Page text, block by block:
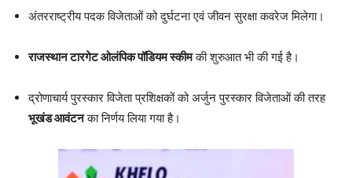
अंतरराष्ट्रीय पदक विजेताओं को दुर्घटना एवं जीवन सुरक्षा कवरेज मिलेगा।
राजस्थान टारगेट ओलंपिक पॉडियम स्कीमकी शुरुआत भी की गई है।
द्रोणाचार्य पुरस्कार विजेता प्रशिक्षकों को अर्जुन पुरस्कार विजेताओं की तरह
भूखंड आवंटनका निर्णय लिया गया है।